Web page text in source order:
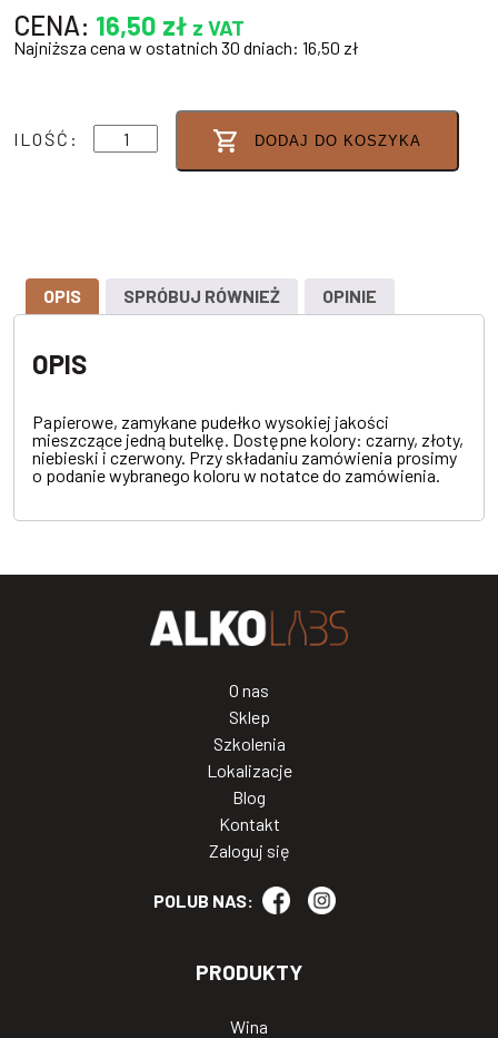
CENA: 16,50 zł z VAT
Najniższa cena w ostatnich 30 dniach: 16,50 zł
ILOŚĆ:
ilość
PUDEŁKO
DODAJ DO KOSZYKA
OPIS SPRÓBUJ RÓWNIEŻ OPINIE
OPIS
Papierowe, zamykane pudełko wysokiej jakości
mieszczące jedną butelkę. Dostępne kolory: czarny, złoty,
niebieski i czerwony. Przy składaniu zamówienia prosimy
o podanie wybranego koloru w notatce do zamówienia.
O nas
Sklep
Szkolenia
Lokalizacje
Blog
Kontakt
Zaloguj się
POLUB NAS:
PRODUKTY
Wina